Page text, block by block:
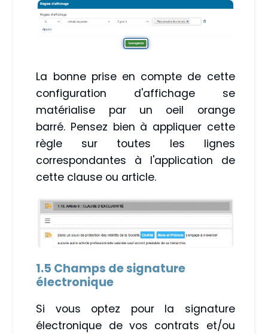
La bonne prise en compte de cette
configuration d'affichage se
matérialise par un oeil orange
barré. Pensez bien à appliquer cette
règle sur toutes les lignes
correspondantes à l'application de
cette clause ou article.
1.5 Champs de signature
électronique
Si vous optez pour la signature
électronique de vos contrats et/ou